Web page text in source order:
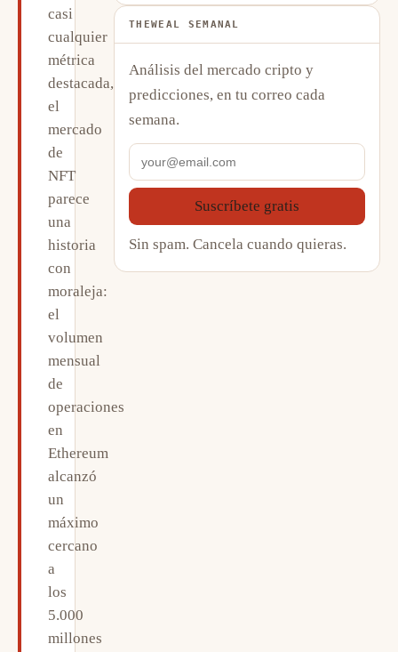
casi
cualquier
métrica
destacada,
el
mercado
de
NFT
parece
una
historia
con
moraleja:
el
volumen
mensual
de
operaciones
en
Ethereum
alcanzó
un
máximo
cercano
a
los
5.000
millones
THEWEAL SEMANAL
Análisis del mercado cripto y
predicciones, en tu correo cada
semana.
Suscríbete gratis
Sin spam. Cancela cuando quieras.